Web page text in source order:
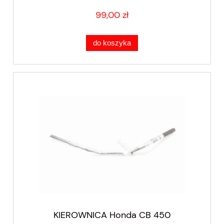
99,00 zł
do koszyka
KIEROWNICA Honda CB 450